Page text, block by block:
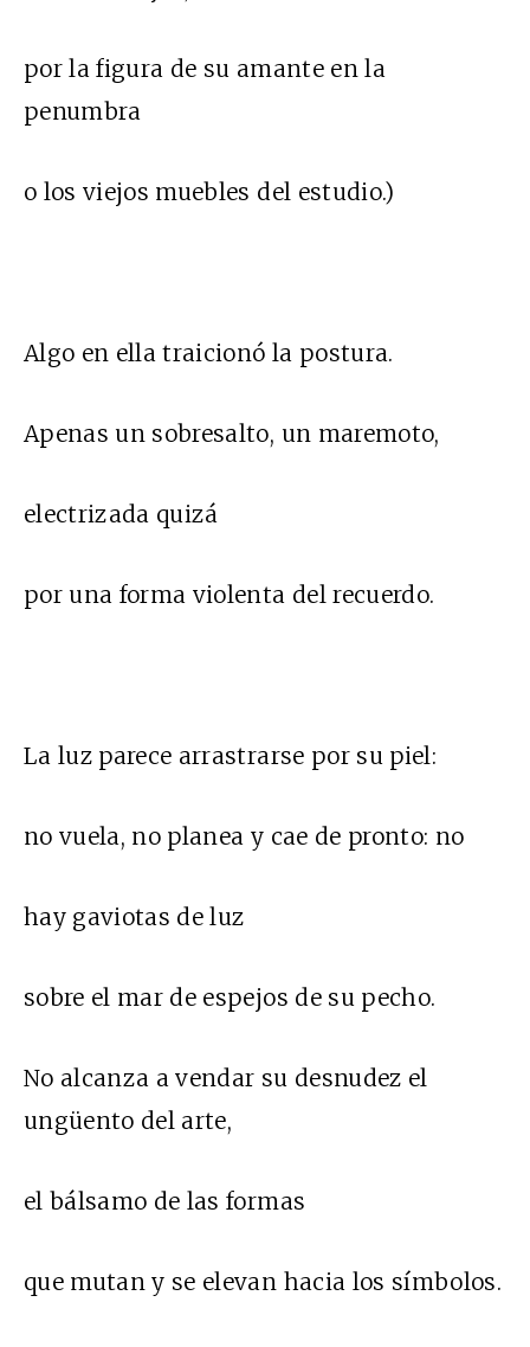
por la figura de su amante en la
penumbra
o los viejos muebles del estudio.)
Algo en ella traicionó la postura.
Apenas un sobresalto, un maremoto,
electrizada quizá
por una forma violenta del recuerdo.
La luz parece arrastrarse por su piel:
no vuela, no planea y cae de pronto: no
hay gaviotas de luz
sobre el mar de espejos de su pecho.
No alcanza a vendar su desnudez el
ungüento del arte,
el bálsamo de las formas
que mutan y se elevan hacia los símbolos.